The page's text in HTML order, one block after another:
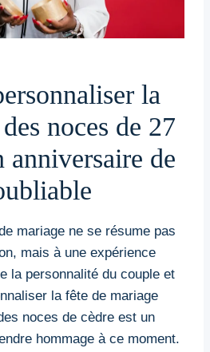
la
noces de 27
anniversaire de
mariage ne se résume pas
mais à une expérience
la personnalité du couple et
la fête de mariage
noces de cèdre est un
hommage à ce moment.